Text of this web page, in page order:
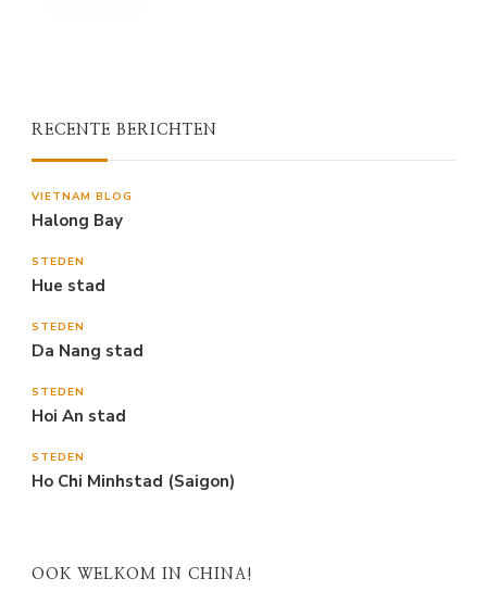
RECENTE BERICHTEN
VIETNAM BLOG
Halong Bay
STEDEN
Hue stad
STEDEN
Da Nang stad
STEDEN
Hoi An stad
STEDEN
Ho Chi Minhstad (Saigon)
OOK WELKOM IN CHINA!